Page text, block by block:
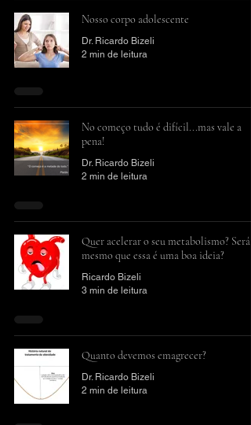
Nosso corpo adolescente
Dr. Ricardo Bizeli
2 min de leitura
No começo tudo é difícil...mas vale a
pena!
Dr. Ricardo Bizeli
2 min de leitura
Quer acelerar o seu metabolismo? Será
mesmo que essa é uma boa ideia?
Ricardo Bizeli
3 min de leitura
Quanto devemos emagrecer?
Dr. Ricardo Bizeli
2 min de leitura